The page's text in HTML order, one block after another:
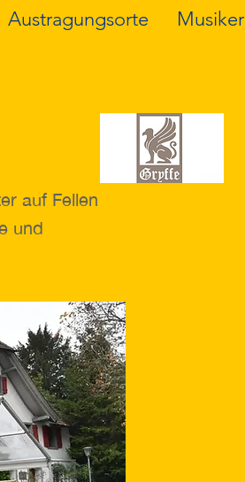
Austragungsorte Musiker
auf Fellen
und